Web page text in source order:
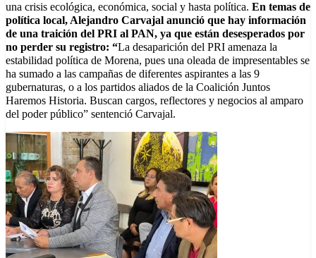
una crisis ecológica, económica, social y hasta política. En temas de
política local, Alejandro Carvajal anunció que hay información
de una traición del PRI al PAN, ya que están desesperados por
no perder su registro: “La desaparición del PRI amenaza la
estabilidad política de Morena, pues una oleada de impresentables se
ha sumado a las campañas de diferentes aspirantes a las 9
gubernaturas, o a los partidos aliados de la Coalición Juntos
Haremos Historia. Buscan cargos, reflectores y negocios al amparo
del poder público” sentenció Carvajal.